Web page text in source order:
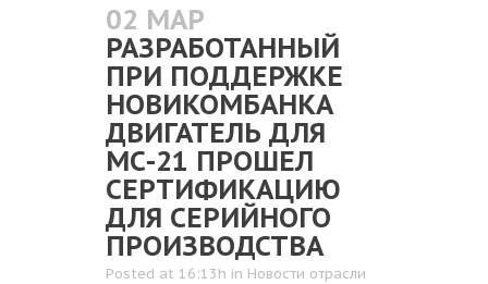
02 МАР
РАЗРАБОТАННЫЙ
ПРИ ПОДДЕРЖКЕ
НОВИКОМБАНКА
ДВИГАТЕЛЬ ДЛЯ
МС-21 ПРОШЕЛ
СЕРТИФИКАЦИЮ
ДЛЯ СЕРИЙНОГО
ПРОИЗВОДСТВА
Posted at 16:13h in Новости отрасли